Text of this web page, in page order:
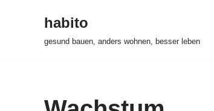
habito
gesund bauen, anders wohnen, besser leben